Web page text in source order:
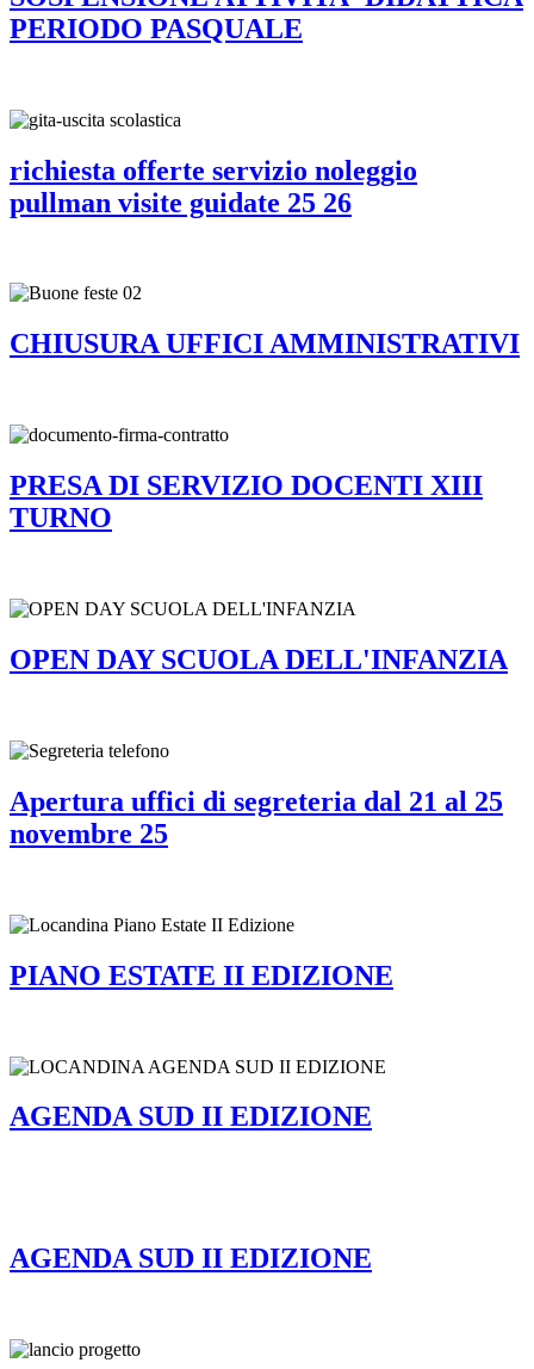
PERIODO PASQUALE
richiesta offerte servizio noleggio
pullman visite guidate 25 26
CHIUSURA UFFICI AMMINISTRATIVI
PRESA DI SERVIZIO DOCENTI XIII
TURNO
OPEN DAY SCUOLA DELL'INFANZIA
Apertura uffici di segreteria dal 21 al 25
novembre 25
PIANO ESTATE II EDIZIONE
AGENDA SUD II EDIZIONE
AGENDA SUD II EDIZIONE